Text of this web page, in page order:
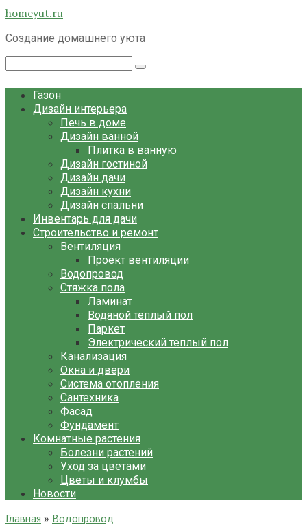
Перейти
контенту
homeyut.ru
Создание домашнего уюта
Газон
Дизайн интерьера
Печь в доме
Дизайн ванной
Плитка в ванную
Дизайн гостиной
Дизайн дачи
Дизайн кухни
Дизайн спальни
Инвентарь для дачи
Строительство и ремонт
Вентиляция
Проект вентиляции
Водопровод
Стяжка пола
Ламинат
Водяной теплый пол
Паркет
Электрический теплый пол
Канализация
Окна и двери
Система отопления
Сантехника
Фасад
Фундамент
Комнатные растения
Болезни растений
Уход за цветами
Цветы и клумбы
Новости
Главная » Водопровод